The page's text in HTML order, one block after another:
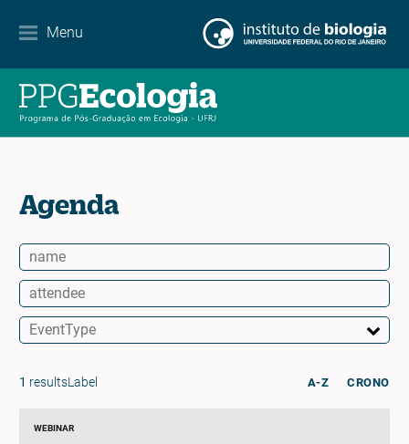
Menu
Contacto
Agenda
1 resultsLabel A-Z CRONO
WEBINAR